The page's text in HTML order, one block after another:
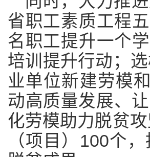
省职工素质工程
名职工提升一个
培训提升行动；
业单位新建劳模
动高质量发展、
化劳模助力脱贫
（项目）100个